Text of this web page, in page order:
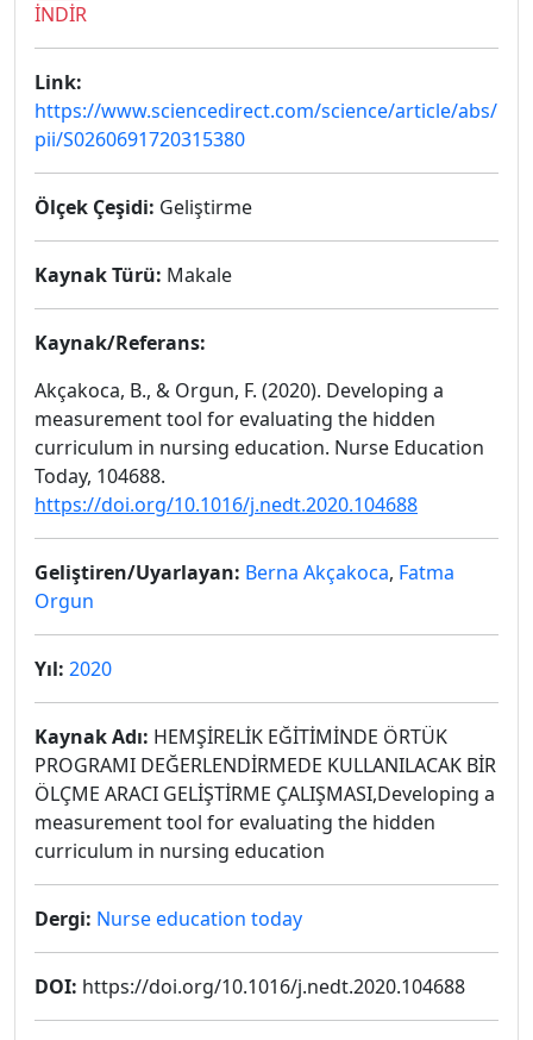
İNDİR
Link:
https://www.sciencedirect.com/science/article/abs/
pii/S0260691720315380
Ölçek Çeşidi: Geliştirme
Kaynak Türü: Makale
Kaynak/Referans:
Akçakoca, B., & Orgun, F. (2020). Developing a
measurement tool for evaluating the hidden
curriculum in nursing education. Nurse Education
Today, 104688.
https://doi.org/10.1016/j.nedt.2020.104688
Geliştiren/Uyarlayan: Berna Akçakoca, Fatma
Orgun
Yıl: 2020
Kaynak Adı: HEMŞİRELİK EĞİTİMİNDE ÖRTÜK
PROGRAMI DEĞERLENDİRMEDE KULLANILACAK BİR
ÖLÇME ARACI GELİŞTİRME ÇALIŞMASI,Developing a
measurement tool for evaluating the hidden
curriculum in nursing education
Dergi: Nurse education today
DOI: https://doi.org/10.1016/j.nedt.2020.104688